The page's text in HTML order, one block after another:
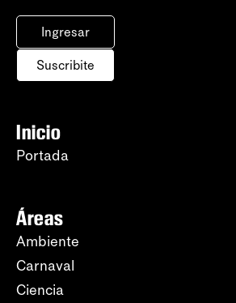
Ingresar
Suscribite
Inicio
Portada
Áreas
Ambiente
Carnaval
Ciencia